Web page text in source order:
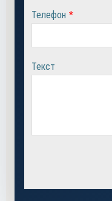
Телефон *
Текст